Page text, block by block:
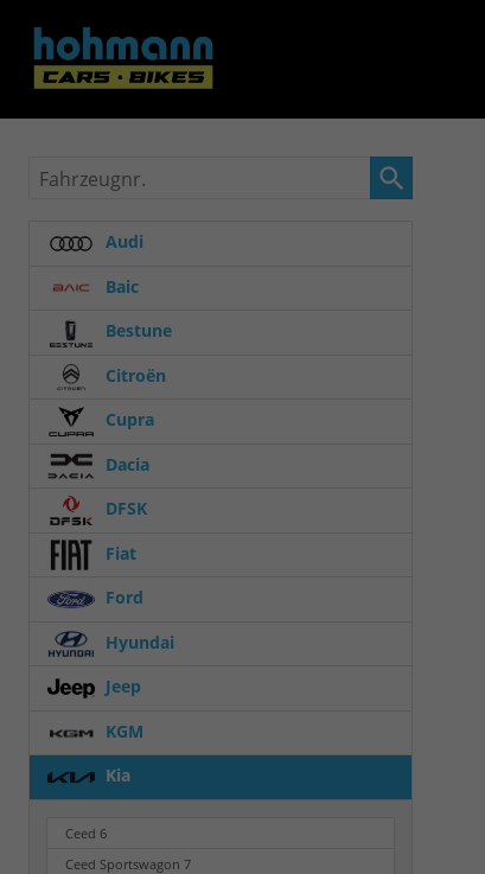
Fahrzeugnr.
Audi
Baic
Bestune
Citroën
Cupra
Dacia
DFSK
Fiat
Ford
Hyundai
Jeep
KGM
Kia
Ceed 6
Ceed Sportswagon 7